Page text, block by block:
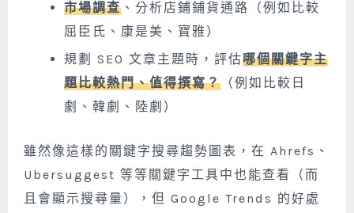
市場調查 、分析店鋪鋪貨通路（例如比較
屈臣氏、康是美、寶雅）
規劃 SEO 文章主題時，評估哪個關鍵字主
題比較熱門、值得撰寫？ （例如比較日
劇、韓劇、陸劇）
雖然像這樣的關鍵字搜尋趨勢圖表，在 Ahrefs、
Ubersuggest 等等關鍵字工具中也能查看（而
且會顯示搜尋量），但 Google Trends 的好處